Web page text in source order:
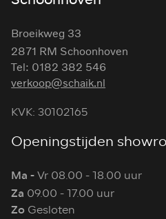
Broeikweg 33
2871 RM Schoonhoven
Tel: 0182 382 546
verkoop@schaik.nl
KVK: 30102165
Openingstijden
Ma -Vr 08.00 - 18.00 uur
Za 09.00 - 17.00 uur
Zo Gesloten